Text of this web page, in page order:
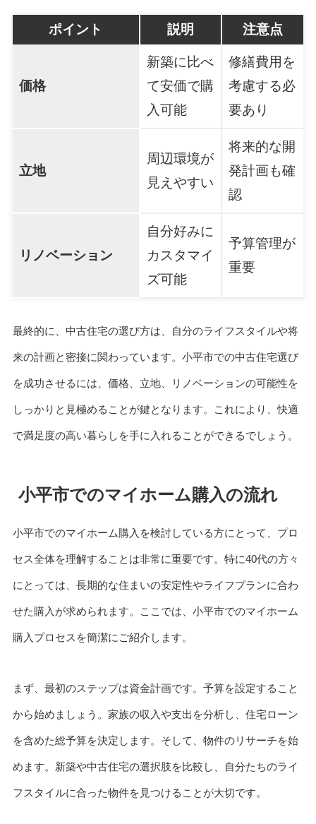
ポイント 説明 注意点
価格
新築に比べ
て安価で購
入可能
修繕費用を
考慮する必
要あり
立地
周辺環境が
見えやすい
将来的な開
発計画も確
認
リノベーション
自分好みに
カスタマイ
ズ可能
予算管理が
重要
最終的に、中古住宅の選び方は、自分のライフスタイルや将
来の計画と密接に関わっています。小平市での中古住宅選び
を成功させるには、価格、立地、リノベーションの可能性を
しっかりと見極めることが鍵となります。これにより、快適
で満足度の高い暮らしを手に入れることができるでしょう。
小平市でのマイホーム購入の流れ
小平市でのマイホーム購入を検討している方にとって、プロ
セス全体を理解することは非常に重要です。特に40代の方々
にとっては、長期的な住まいの安定性やライフプランに合わ
せた購入が求められます。ここでは、小平市でのマイホーム
購入プロセスを簡潔にご紹介します。
まず、最初のステップは資金計画です。予算を設定すること
から始めましょう。家族の収入や支出を分析し、住宅ローン
を含めた総予算を決定します。そして、物件のリサーチを始
めます。新築や中古住宅の選択肢を比較し、自分たちのライ
フスタイルに合った物件を見つけることが大切です。